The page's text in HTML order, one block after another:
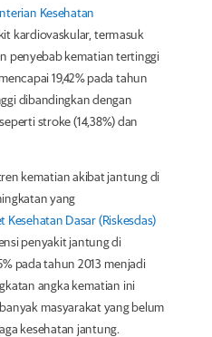
Kesehatan
kardiovaskular, termasuk
penyebab kematian tertinggi
19,42% pada tahun
dibandingkan dengan
stroke (14,38%) dan
kematian akibat jantung di
yang
Kesehatan Dasar (Riskesdas)
penyakit jantung di
pada tahun 2013 menjadi
angka kematian ini
masyarakat yang belum
kesehatan jantung.